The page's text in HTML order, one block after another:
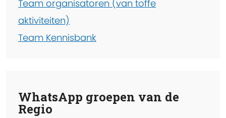
Team organisatoren (van toffe
aktiviteiten)
Team Kennisbank
WhatsApp groepen van de
Regio